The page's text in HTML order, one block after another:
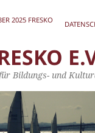
2025 FRESKO
Bildungs- und